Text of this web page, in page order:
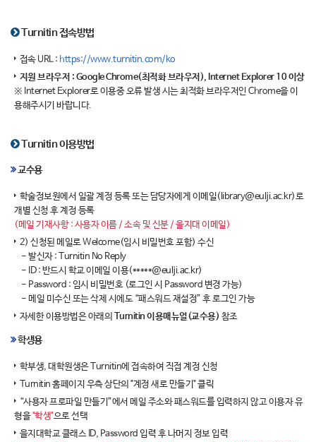
Turnitin 접속방법
접속 URL : https://www.turnitin.com/ko
지원 브라우저 : Google Chrome(최적화 브라우저), Internet Explorer 10 이상
※ Internet Explorer로 이용중 오류 발생 시는 최적화 브라우저인 Chrome을 이
용해주시기 바랍니다.
Turnitin 이용방법
교수용
학술정보원에서 일괄 계정 등록 또는 담당자에게 이메일(library@eulji.ac.kr)로
개별 신청 후 계정 등록
(메일 기재사항 : 사용자 이름 / 소속 및 신분 / 을지대 이메일)
2) 신청된 메일로 Welcome(임시 비밀번호 포함) 수신
- 발신자 : Turnitin No Reply
- ID : 반드시 학교 이메일 이용(*****@eulji.ac.kr)
- Password : 임시 비밀번호 (로그인 시 Password 변경 가능)
- 메일 미수신 또는 삭제 시에도 “패스워드 재설정” 후 로그인 가능
자세한 이용방법은 아래의 Turnitin 이용매뉴얼(교수용) 참조
학생용
학부생, 대학원생은 Turnitin에 접속하여 직접 계정 신청
Turnitin 홈페이지 우측 상단의 "계정 새로 만들기" 클릭
“사용자 프로파일 만들기”에서 메일 주소와 패스워드를 입력하지 않고 이용자 유
형을"학생"으로 선택
을지대학교 클래스 ID, Password 입력 후 나머지 정보 입력